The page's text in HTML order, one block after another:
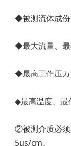
◆被测流体成份
◆最大流量、最
◆最高工作压カ
◆最高温度、最
②被测介质必须
5μs/cm。